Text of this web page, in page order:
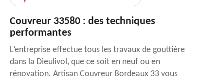
Couvreur 33580 : des techniques
performantes
L’entreprise effectue tous les travaux de gouttière
dans la Dieulivol, que ce soit en neuf ou en
rénovation. Artisan Couvreur Bordeaux 33 vous